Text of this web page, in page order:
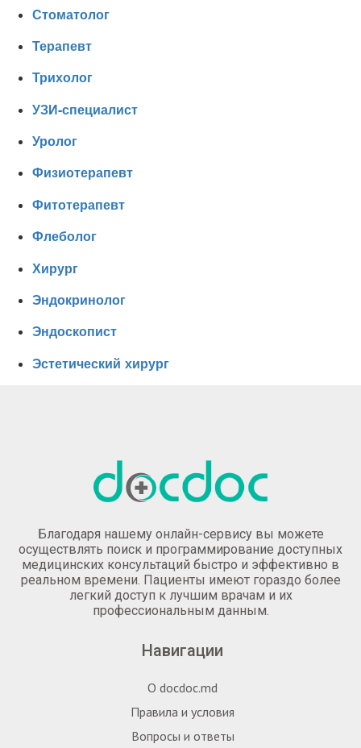
Стоматолог
Терапевт
Трихолог
УЗИ-специалист
Уролог
Физиотерапевт
Фитотерапевт
Флеболог
Хирург
Эндокринолог
Эндоскопист
Эстетический хирург
Благодаря нашему онлайн-сервису вы можете
осуществлять поиск и программирование доступных
медицинских консультаций быстро и эффективно в
реальном времени. Пациенты имеют гораздо более
легкий доступ к лучшим врачам и их
профессиональным данным.
Навигации
О docdoc.md
Правила и условия
Вопросы и ответы